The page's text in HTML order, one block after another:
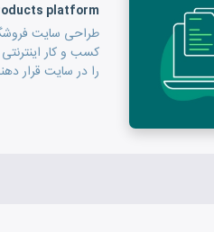
platform
طراحی سایت
کسب و کار
را در سایت قرار